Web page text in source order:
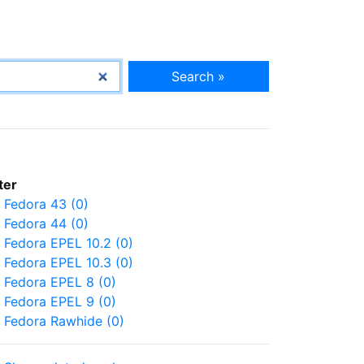
Search »
Fedora 43 (0)
Fedora 44 (0)
Fedora EPEL 10.2 (0)
Fedora EPEL 10.3 (0)
Fedora EPEL 8 (0)
Fedora EPEL 9 (0)
Fedora Rawhide (0)